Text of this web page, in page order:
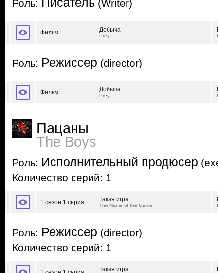
Роль: (Writer)
Фильм Добыча
Prey
Роль: Режиссер (director)
Фильм Добыча
Prey
Пацаны
The Boys
Роль: Исполнительный продюсер
Количество серий: 1
1 сезон 1 серия Такая игра
The Name of the Game
Роль: Режиссер (director)
Количество серий: 1
Такая игра